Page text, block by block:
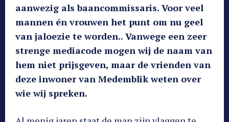
aanwezig als baancommissaris. Voor veel
mannen én vrouwen het punt om nu geel
van jaloezie te worden.. Vanwege een zeer
strenge mediacode mogen wij de naam van
hem niet prijsgeven, maar de vrienden van
deze inwoner van Medemblik weten over
wie wij spreken.